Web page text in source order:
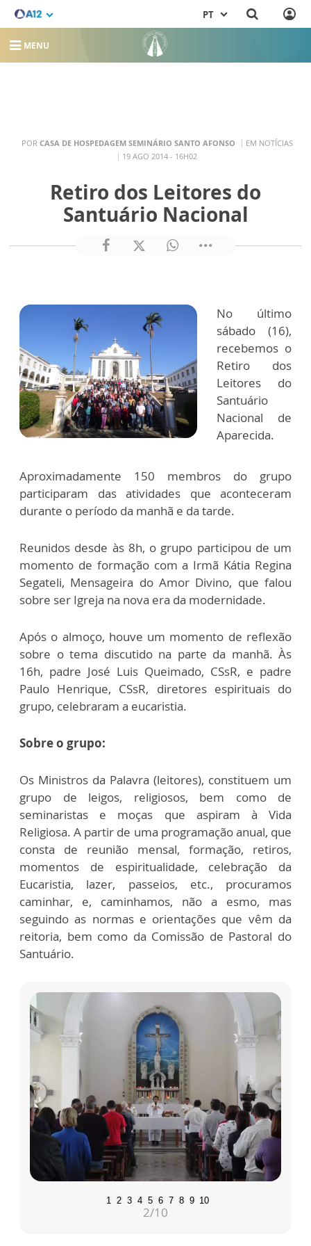
PT
MENU
POR CASA DE HOSPEDAGEM SEMINÁRIO SANTO AFONSO
EM NOTÍCIAS
19 AGO 2014 - 16H02
Retiro dos Leitores do
Santuário Nacional
No último
sábado (16),
recebemos o
Retiro dos
Leitores do
Santuário
Nacional de
Aparecida.
Aproximadamente 150 membros do grupo
participaram das atividades que aconteceram
durante o período da manhã e da tarde.
Reunidos desde às 8h, o grupo participou de um
momento de formação com a Irmã Kátia Regina
Segateli, Mensageira do Amor Divino, que falou
sobre ser Igreja na nova era da modernidade.
Após o almoço, houve um momento de reflexão
sobre o tema discutido na parte da manhã. Às
16h, padre José Luis Queimado, CSsR, e padre
Paulo Henrique, CSsR, diretores espirituais do
grupo, celebraram a eucaristia.
Sobre o grupo:
Os Ministros da Palavra (leitores), constituem um
grupo de leigos, religiosos, bem como de
seminaristas e moças que aspiram à Vida
Religiosa. A partir de uma programação anual, que
consta de reunião mensal, formação, retiros,
momentos de espiritualidade, celebração da
Eucaristia, lazer, passeios, etc., procuramos
caminhar, e, caminhamos, não a esmo, mas
seguindo as normas e orientações que vêm da
reitoria, bem como da Comissão de Pastoral do
Santuário.
1 2 3 4 5 6 7 8 9 10
2/10